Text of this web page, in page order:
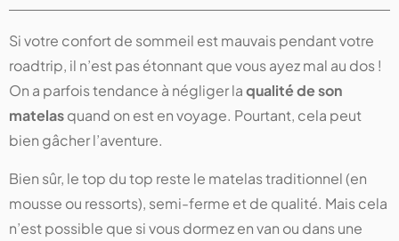
Si votre confort de sommeil est mauvais pendant votre
roadtrip, il n’est pas étonnant que vous ayez mal au dos !
On a parfois tendance à négliger laqualité de son
matelasquand on est en voyage. Pourtant, cela peut
bien gâcher l’aventure.
Bien sûr, le top du top reste le matelas traditionnel (en
mousse ou ressorts), semi-ferme et de qualité. Mais cela
n’est possible que si vous dormez en van ou dans une